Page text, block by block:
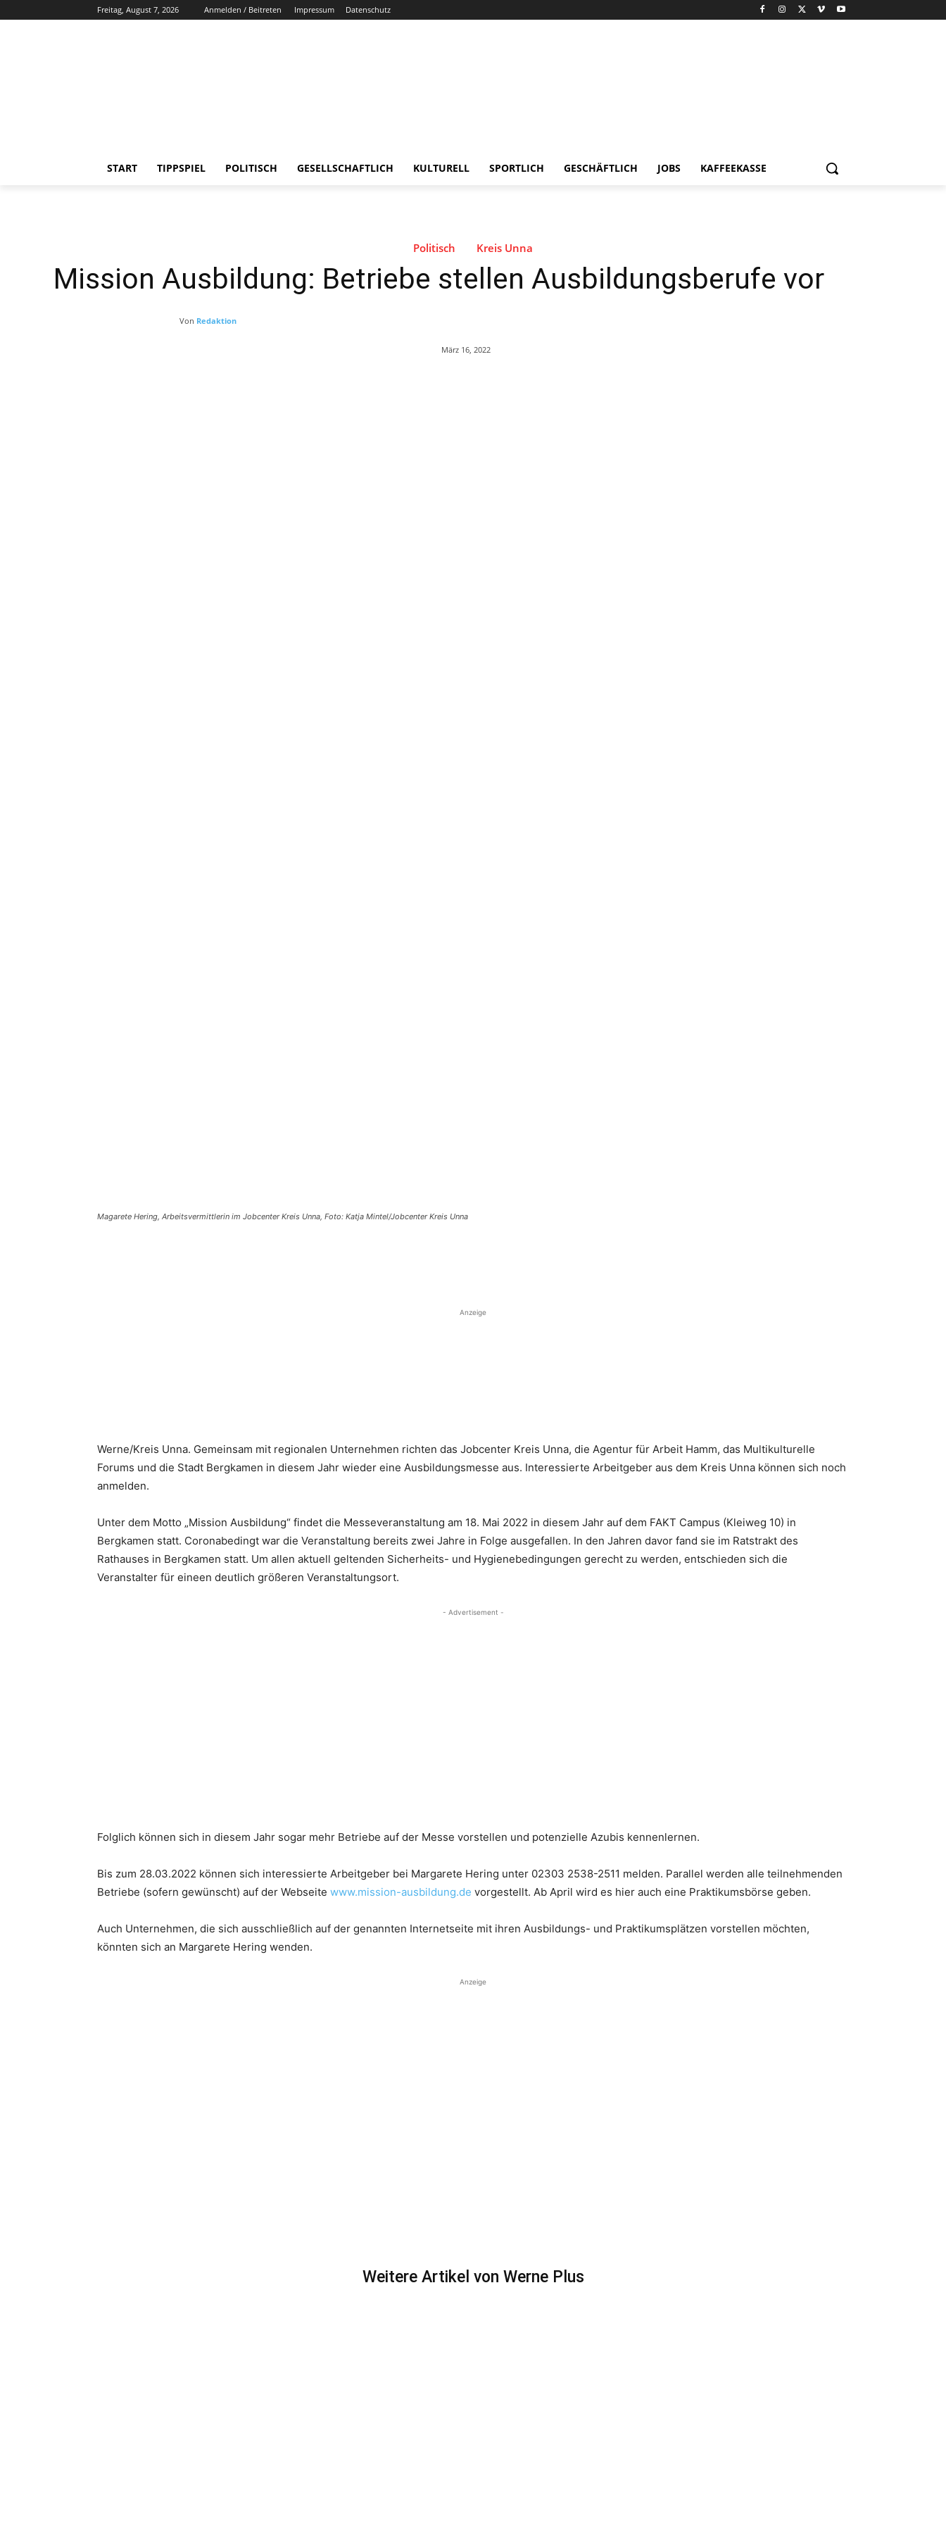
Freitag, August 7, 2026 Anmelden / Beitreten Impressum Datenschutz
START TIPPSPIEL POLITISCH GESELLSCHAFTLICH KULTURELL SPORTLICH GESCHÄFTLICH JOBS KAFFEEKASSE
Politisch Kreis Unna
Mission Ausbildung: Betriebe stellen Ausbildungsberufe vor
Von Redaktion
März 16, 2022
Magarete Hering, Arbeitsvermittlerin im Jobcenter Kreis Unna, Foto: Katja Mintel/Jobcenter Kreis Unna
Anzeige
Werne/Kreis Unna. Gemeinsam mit regionalen Unternehmen richten das Jobcenter Kreis Unna, die Agentur für Arbeit Hamm, das Multikulturelle
Forums und die Stadt Bergkamen in diesem Jahr wieder eine Ausbildungsmesse aus. Interessierte Arbeitgeber aus dem Kreis Unna können sich noch
anmelden.
Unter dem Motto „Mission Ausbildung“ findet die Messeveranstaltung am 18. Mai 2022 in diesem Jahr auf dem FAKT Campus (Kleiweg 10) in
Bergkamen statt. Coronabedingt war die Veranstaltung bereits zwei Jahre in Folge ausgefallen. In den Jahren davor fand sie im Ratstrakt des
Rathauses in Bergkamen statt. Um allen aktuell geltenden Sicherheits- und Hygienebedingungen gerecht zu werden, entschieden sich die
Veranstalter für eineen deutlich größeren Veranstaltungsort.
- Advertisement -
Folglich können sich in diesem Jahr sogar mehr Betriebe auf der Messe vorstellen und potenzielle Azubis kennenlernen.
Bis zum 28.03.2022 können sich interessierte Arbeitgeber bei Margarete Hering unter 02303 2538-2511 melden. Parallel werden alle teilnehmenden
Betriebe (sofern gewünscht) auf der Webseite www.mission-ausbildung.de vorgestellt. Ab April wird es hier auch eine Praktikumsbörse geben.
Auch Unternehmen, die sich ausschließlich auf der genannten Internetseite mit ihren Ausbildungs- und Praktikumsplätzen vorstellen möchten,
könnten sich an Margarete Hering wenden.
Anzeige
Weitere Artikel von Werne Plus